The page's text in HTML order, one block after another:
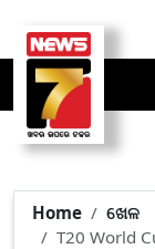
Home
ଖେଳ
T20 World